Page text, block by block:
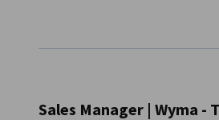
Sales Manager | Wyma